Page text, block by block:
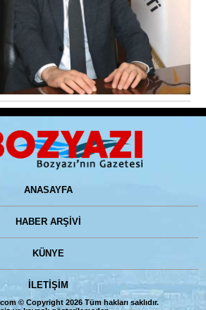
ANASAYFA
HABER ARŞİVİ
KÜNYE
İLETİŞİM
© Copyright 2026 Tüm hakları saklıdır.